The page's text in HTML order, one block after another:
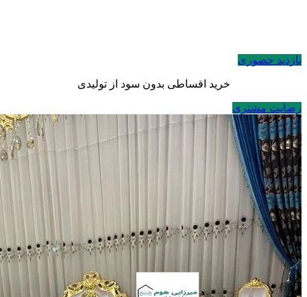
بازدید حضوری
خرید اقساطی بدون سود از تولیدی
رضایت مشتری